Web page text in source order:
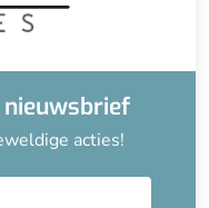
acties!